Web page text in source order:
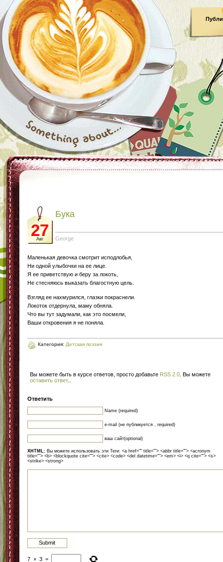
27
Авг
Бука
George
Маленькая девочка смотрит исподлобья,
Ни одной улыбочки на ее лице.
Я ее приветствую и беру за локоть,
Не стесняюсь выказать благостную цель.
Взгляд ее нахмурился, глазки покраснели.
Локоток отдернула, маму обняла.
Что вы тут задумали, как это посмели,
Ваши откровения я не поняла.
Категория: Детская поэзия
Вы можете быть в курсе ответов, просто добавьте RSS 2.0 . Вы можете
оставить ответ.
Ответить
Name (required)
e-mail (не публикуется , required)
ваш сайт(optional)
XHTML: Вы можете использовать эти Теги: <a href="" title=""> <abbr title=""> <acronym
title=""> <b> <blockquote cite=""> <cite> <code> <del datetime=""> <em> <i> <q cite=""> <s>
<strike> <strong>
7 × 3 =